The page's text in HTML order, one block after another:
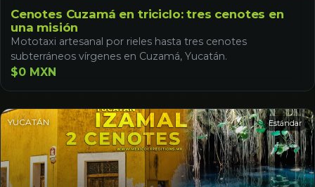
Cenotes Cuzamá en triciclo: tres cenotes en
una misión
Mototaxi artesanal por rieles hasta tres cenotes
subterráneos vírgenes en Cuzamá, Yucatán.
$0 MXN
YUCATÁN Estándar